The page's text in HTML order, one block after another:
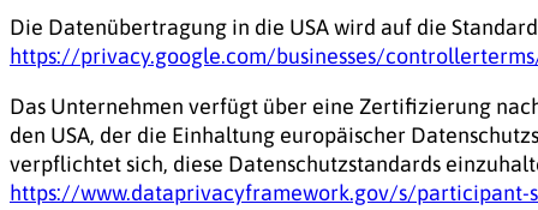
Die Datenübertragung in die USA wird auf die
https://privacy.google.com/businesses/
Das Unternehmen verfügt über eine Zertifizierung
den USA, der die Einhaltung europäischer
verpflichtet sich, diese Datenschutzstandards
https://www.dataprivacyframework.gov/s/participant-